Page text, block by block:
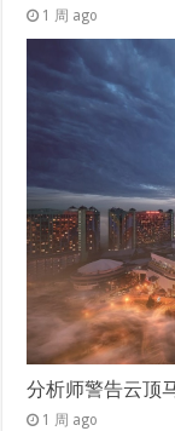
1 周 ago
分析师警告云顶
1 周 ago